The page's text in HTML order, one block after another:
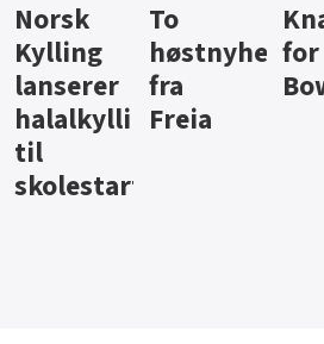
Knalltall
for Açai
Bowl
Aass vil
bli
førstevalg
i lite-